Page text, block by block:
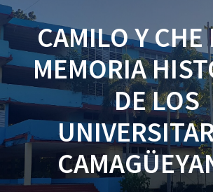
CAMILO Y CHE
MEMORIA
DE LOS